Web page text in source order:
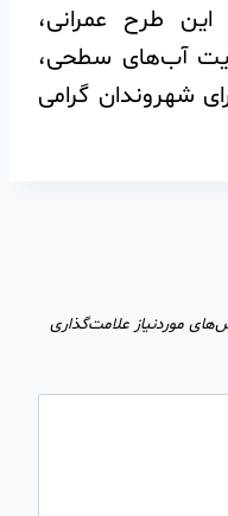
طرح عمرانی،
آب‌های سطحی،
شهروندان گرامی
موردنیاز علامت‌گذاری